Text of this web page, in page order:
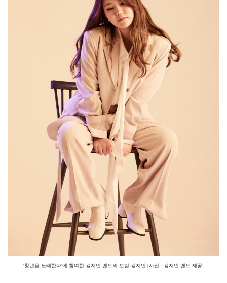
'청년을 노래한다'에 참여한 김지언 밴드의 보컬 김지언 [사진= 김지언 밴드 제공]